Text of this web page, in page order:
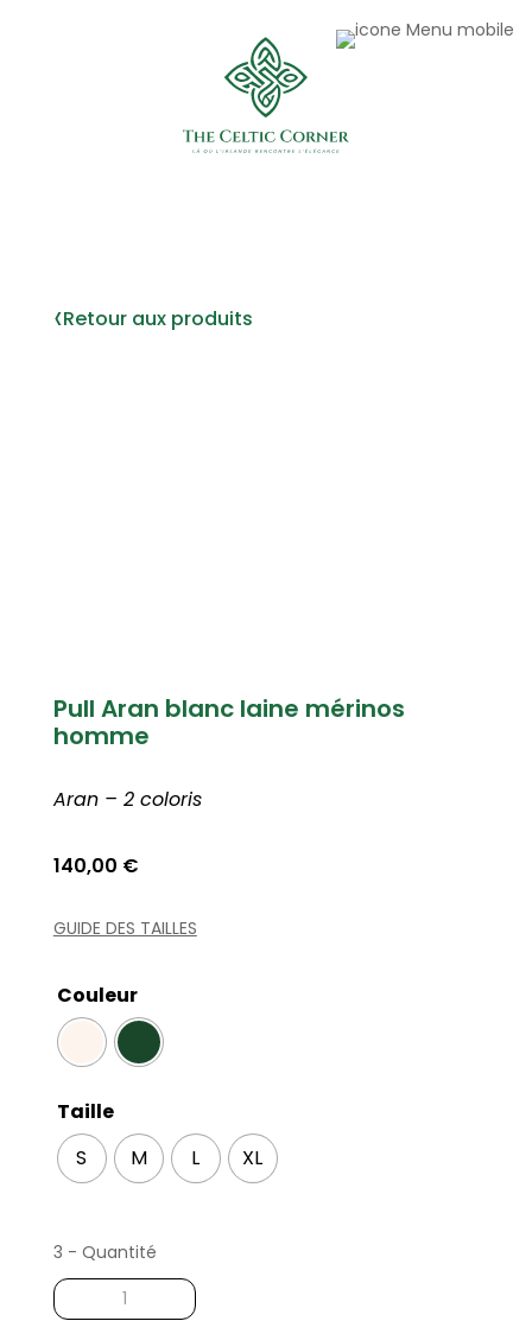
‹Retour aux produits
Pull Aran blanc laine mérinos
homme
Aran – 2 coloris
140,00 €
GUIDE DES TAILLES
Couleur
Taille
S
M L XL
3 - Quantité
quantité
de